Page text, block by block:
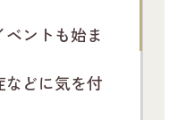
ントも始ま
どに気を付